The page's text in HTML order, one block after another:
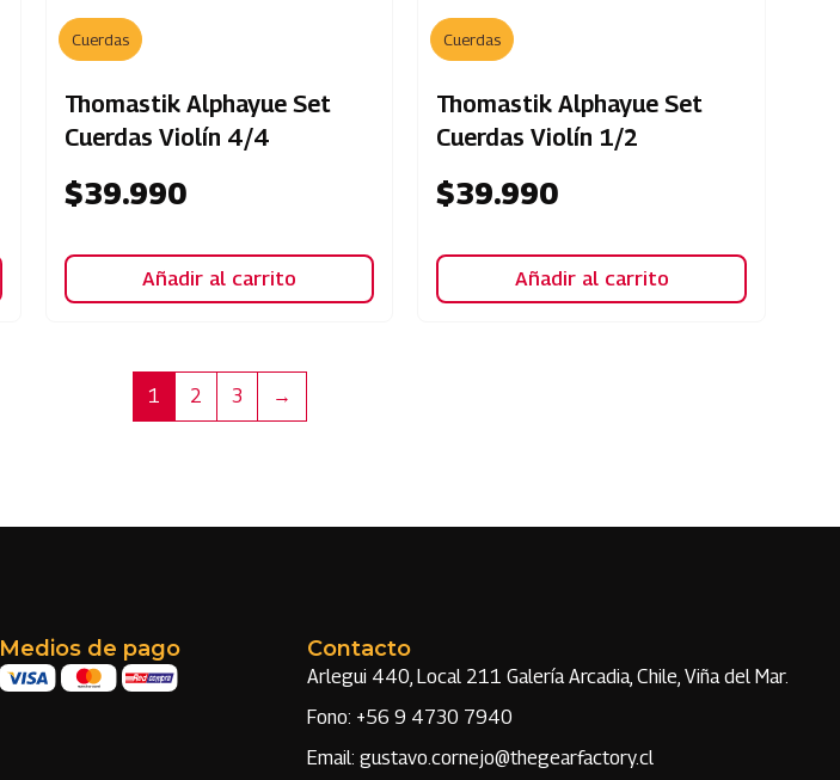
Cuerdas
Thomastik Alphayue Set
Cuerdas Violín 4/4
$39.990
Añadir al carrito
Cuerdas
Thomastik Alphayue Set
Cuerdas Violín 1/2
$39.990
Añadir al carrito
1 2 3 →
Medios de pago Contacto
Arlegui 440, Local 211 Galería Arcadia, Chile, Viña del Mar.
Fono: +56 9 4730 7940
Email: gustavo.cornejo@thegearfactory.cl